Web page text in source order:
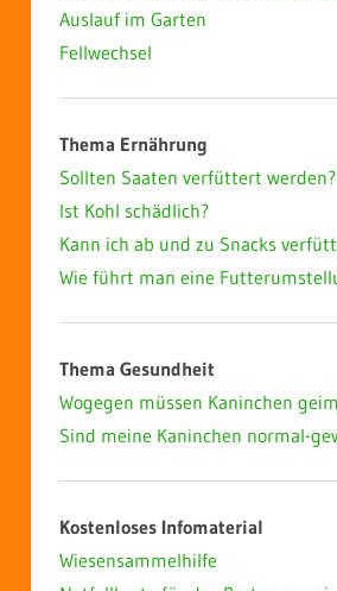
Auslauf im Garten
Fellwechsel
Thema Ernährung
Sollten Saaten verfüttert werden?
Ist Kohl schädlich?
Kann ich ab und zu Snacks
Wie führt man eine
Thema Gesundheit
Wogegen müssen Kaninchen
Sind meine Kaninchen normal-
Kostenloses Infomaterial
Wiesensammelhilfe